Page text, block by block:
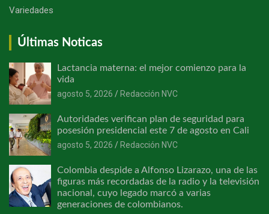
Variedades
Últimas Noticas
Lactancia materna: el mejor comienzo para la
vida
agosto 5, 2026
Redacción NVC
Autoridades verifican plan de seguridad para
posesión presidencial este 7 de agosto en Cali
agosto 5, 2026
Redacción NVC
Colombia despide a Alfonso Lizarazo, una de las
figuras más recordadas de la radio y la televisión
nacional, cuyo legado marcó a varias
generaciones de colombianos.